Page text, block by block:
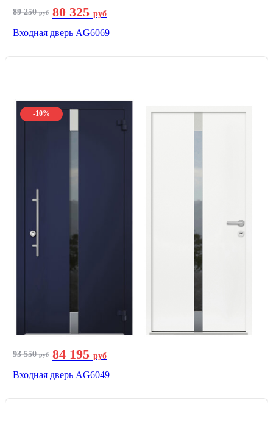
89 250руб 80 325 руб
Входная дверь AG6069
-10%
93 550руб 84 195 руб
Входная дверь AG6049